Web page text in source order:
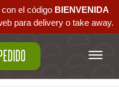
con el código ‪ BIENVENIDA‬
para delivery o take away.